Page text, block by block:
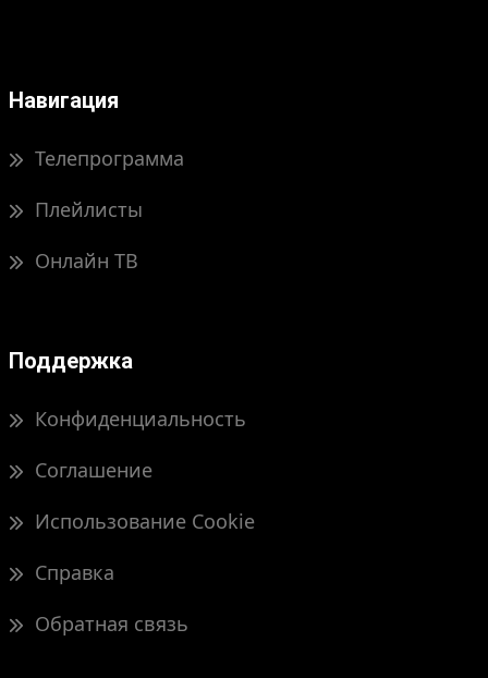
Навигация
Телепрограмма
Плейлисты
Онлайн ТВ
Поддержка
Конфиденциальность
Соглашение
Использование Cookie
Справка
Обратная связь